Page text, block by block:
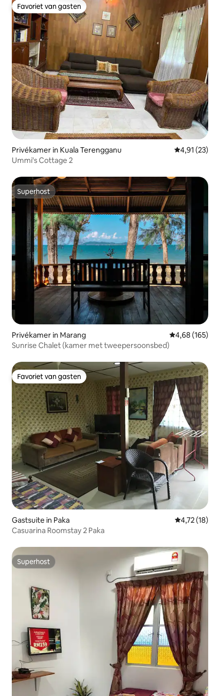
Favoriet van gasten
Favoriet van gasten
Privékamer in Kuala Terengganu Gemiddelde
4,91 (23)
Ummi's Cottage 2
Superhost
Superhost
Privékamer in Marang Gemiddelde
4,68 (165)
Sunrise Chalet (kamer met tweepersoonsbed)
Favoriet van gasten
Favoriet van gasten
Gastsuite in Paka Gemiddelde
4,72 (18)
Casuarina Roomstay 2 Paka
Superhost
Superhost